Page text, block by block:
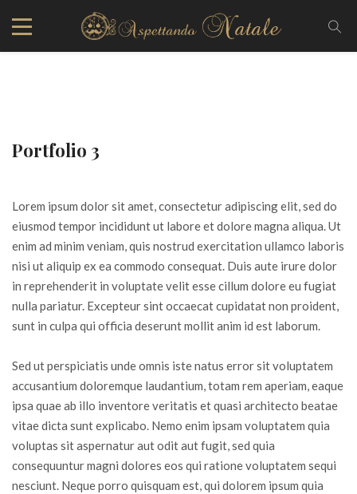
Portfolio 3
Lorem ipsum dolor sit amet, consectetur adipiscing elit, sed do
eiusmod tempor incididunt ut labore et dolore magna aliqua. Ut
enim ad minim veniam, quis nostrud exercitation ullamco laboris
nisi ut aliquip ex ea commodo consequat. Duis aute irure dolor
in reprehenderit in voluptate velit esse cillum dolore eu fugiat
nulla pariatur. Excepteur sint occaecat cupidatat non proident,
sunt in culpa qui officia deserunt mollit anim id est laborum.
Sed ut perspiciatis unde omnis iste natus error sit voluptatem
accusantium doloremque laudantium, totam rem aperiam, eaque
ipsa quae ab illo inventore veritatis et quasi architecto beatae
vitae dicta sunt explicabo. Nemo enim ipsam voluptatem quia
voluptas sit aspernatur aut odit aut fugit, sed quia
consequuntur magni dolores eos qui ratione voluptatem sequi
nesciunt. Neque porro quisquam est, qui dolorem ipsum quia